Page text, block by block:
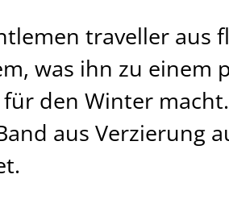
traveller aus
was ihn zu einem
für den Winter
aus Verzierung